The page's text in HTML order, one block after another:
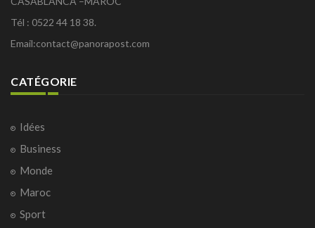
Tél : 0522 44 18 38.
Email:contact@panorapost.com
CATÉGORIE
Idées
Business
Monde
Maroc
Sport